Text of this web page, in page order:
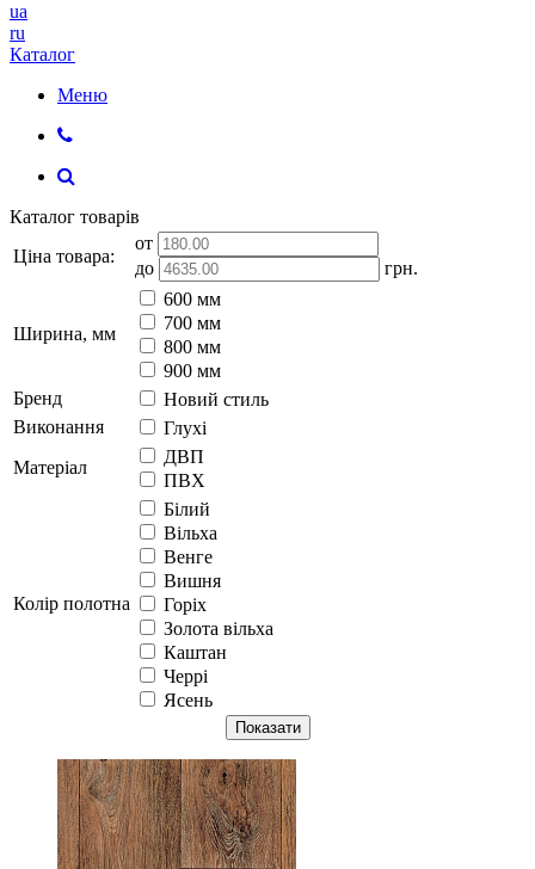
ua
ru
Каталог
Меню
Каталог товарів
Ціна товара:
от
до
грн.
Ширина, мм
600 мм
700 мм
800 мм
900 мм
Бренд
Новий стиль
Виконання
Глухі
Матеріал
ДВП
ПВХ
Колір полотна
Білий
Вільха
Венге
Вишня
Горіх
Золота вільха
Каштан
Черрі
Ясень
Показати